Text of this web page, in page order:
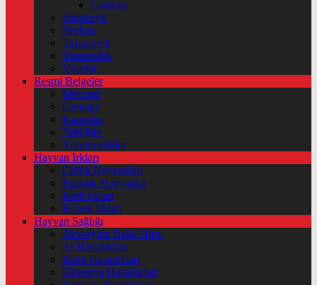
Gaziköy
Saimbeyli
Seyhan
Tufanbeyli
Yumurtalık
Yüreğir
Resmi Belgeler
Mevzuat
Genelge
Kanunlar
Tebliğler
Yönetmelikler
Hayvan Irkları
Çiftlik Hayvanları
Egzotik Hayvanlar
Kedi Irkları
Köpek Irkları
Hayvan Sağlığı
Akvaryum Balık Hast.
At Hastalıkları
Balık Hastalıkları
Güvercin Hastalıkları